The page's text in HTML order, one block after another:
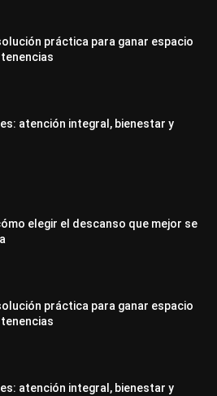
práctica para ganar espacio
atención integral, bienestar y
elegir el descanso que mejor se
práctica para ganar espacio
atención integral, bienestar y